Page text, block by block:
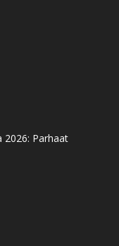
2026: Parhaat